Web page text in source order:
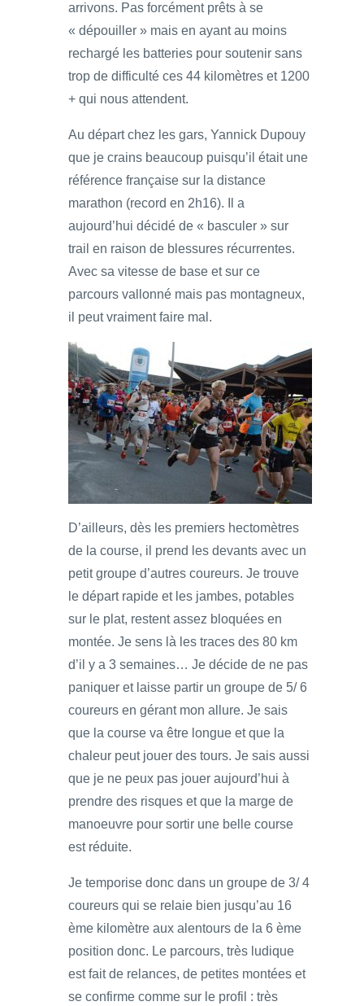
arrivons. Pas forcément prêts à se
« dépouiller » mais en ayant au moins
rechargé les batteries pour soutenir sans
trop de difficulté ces 44 kilomètres et 1200
+ qui nous attendent.
Au départ chez les gars, Yannick Dupouy
que je crains beaucoup puisqu’il était une
référence française sur la distance
marathon (record en 2h16). Il a
aujourd’hui décidé de « basculer » sur
trail en raison de blessures récurrentes.
Avec sa vitesse de base et sur ce
parcours vallonné mais pas montagneux,
il peut vraiment faire mal.
D’ailleurs, dès les premiers hectomètres
de la course, il prend les devants avec un
petit groupe d’autres coureurs. Je trouve
le départ rapide et les jambes, potables
sur le plat, restent assez bloquées en
montée. Je sens là les traces des 80 km
d’il y a 3 semaines… Je décide de ne pas
paniquer et laisse partir un groupe de 5/ 6
coureurs en gérant mon allure. Je sais
que la course va être longue et que la
chaleur peut jouer des tours. Je sais aussi
que je ne peux pas jouer aujourd’hui à
prendre des risques et que la marge de
manoeuvre pour sortir une belle course
est réduite.
Je temporise donc dans un groupe de 3/ 4
coureurs qui se relaie bien jusqu’au 16
ème kilomètre aux alentours de la 6 ème
position donc. Le parcours, très ludique
est fait de relances, de petites montées et
se confirme comme sur le profil : très